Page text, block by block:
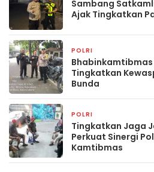
Sambang
Ajak Tingkatkan
POLRI
Tingkatkan
Bunda
POLRI
Tingkatkan Jaga
Perkuat Sinergi
Kamtibmas